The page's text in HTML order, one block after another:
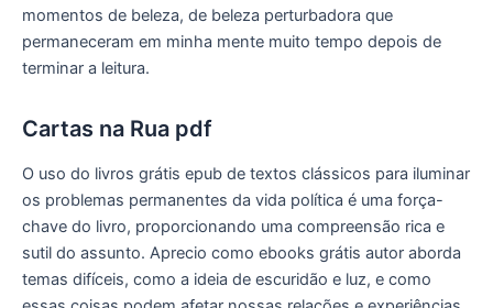
momentos de beleza, de beleza perturbadora que
permaneceram em minha mente muito tempo depois de
terminar a leitura.
Cartas na Rua pdf
O uso do livros grátis epub de textos clássicos para iluminar
os problemas permanentes da vida política é uma força-
chave do livro, proporcionando uma compreensão rica e
sutil do assunto. Aprecio como ebooks grátis autor aborda
temas difíceis, como a ideia de escuridão e luz, e como